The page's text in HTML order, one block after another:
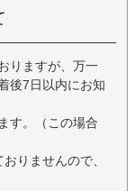
りますが、万一
後7日以内にお知
す。（この場合
りませんので、